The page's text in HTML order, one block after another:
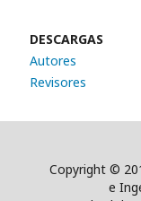
DESCARGAS
Autores
Revisores
Copyright ©
e